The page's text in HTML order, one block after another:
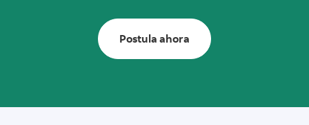
Postula ahora Apply today to